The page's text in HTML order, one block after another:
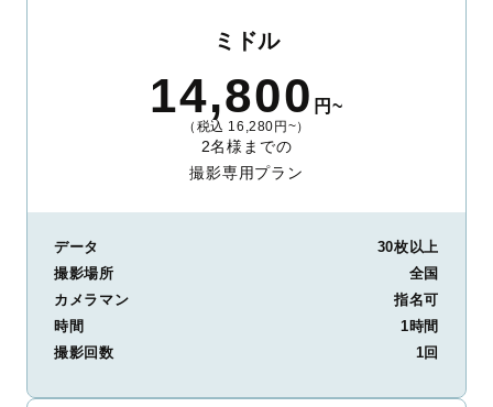
ミドル
14,800 円~
（税込 16,280円~）
2名様までの
撮影専用プラン
データ
30枚以上
撮影場所
全国
カメラマン
指名可
時間
1時間
撮影回数
1回